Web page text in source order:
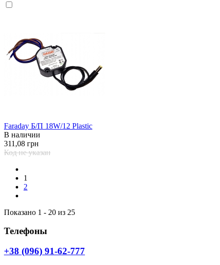
Faraday Б/П 18W/12 Plastic
В наличии
311,08 грн
Код не указан
1
2
Показано 1 - 20 из 25
Телефоны
+38 (096) 91-62-777